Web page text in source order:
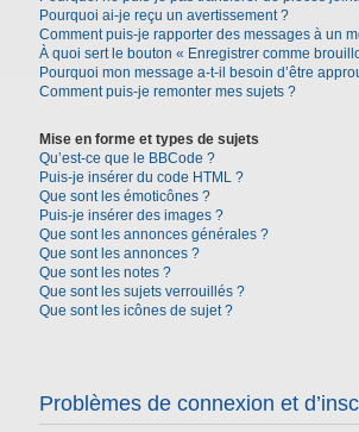
Pourquoi ai-je reçu un avertissement ?
Comment puis-je rapporter des messages à un
À quoi sert le bouton « Enregistrer comme
Pourquoi mon message a-t-il besoin d’être
Comment puis-je remonter mes sujets ?
Mise en forme et types de sujets
Qu’est-ce que le BBCode ?
Puis-je insérer du code HTML ?
Que sont les émoticônes ?
Puis-je insérer des images ?
Que sont les annonces générales ?
Que sont les annonces ?
Que sont les notes ?
Que sont les sujets verrouillés ?
Que sont les icônes de sujet ?
Problèmes de connexion et